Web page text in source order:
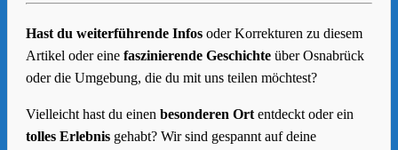
Hast du weiterführende Infos oder Korrekturen zu diesem
Artikel oder eine faszinierende Geschichte über Osnabrück
oder die Umgebung, die du mit uns teilen möchtest?
Vielleicht hast du einen besonderen Ort entdeckt oder ein
tolles Erlebnis gehabt? Wir sind gespannt auf deine